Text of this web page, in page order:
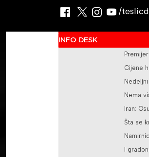
/
INFO DESK
Cijene
Nema
Iran:
Šta se
I